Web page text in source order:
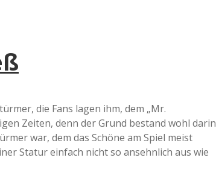
die Fans lagen ihm, dem „Mr.
Zeiten, denn der Grund bestand wohl
war, dem das Schöne am Spiel meist
Statur einfach nicht so ansehnlich aus wie